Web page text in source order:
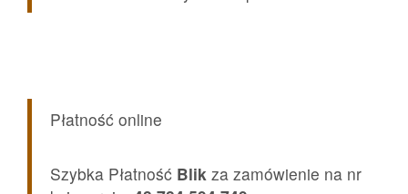
Płatność online
Szybka Płatność Blik za zamówienie na nr